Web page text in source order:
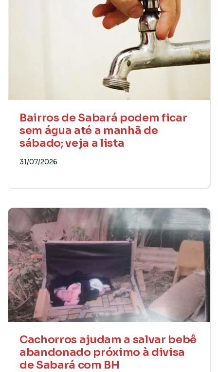
Bairros de Sabará podem ficar
sem água até a manhã de
sábado; veja a lista
31/07/2026
Cachorros ajudam a salvar bebê
abandonado próximo à divisa
de Sabará com BH